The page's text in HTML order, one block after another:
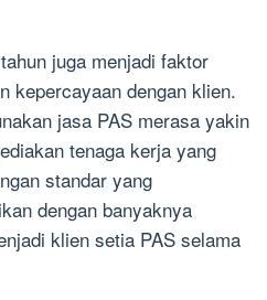
juga menjadi faktor
kepercayaan dengan klien.
jasa PAS merasa yakin
tenaga kerja yang
standar yang
dengan banyaknya
klien setia PAS selama